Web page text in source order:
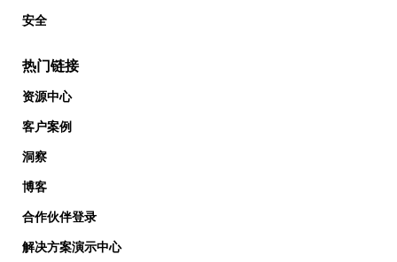
安全
热门链接
资源中心
客户案例
洞察
博客
合作伙伴登录
解决方案演示中心